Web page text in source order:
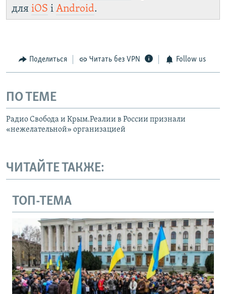
для iOS і Android.
Поделиться Читать без VPN Follow us
ПО ТЕМЕ
Радио Свобода и Крым.Реалии в России признали
«нежелательной» организацией
ЧИТАЙТЕ ТАКЖЕ:
ТОП-ТЕМА